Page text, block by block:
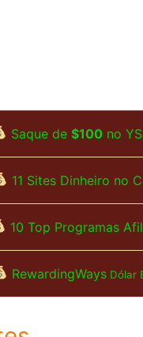
Saque de $100no
11 Sites Dinheiro no
10 Top Programas
RewardingWays Dólar